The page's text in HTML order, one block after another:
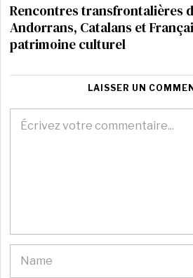
Rencontres transfrontalières
Andorrans, Catalans et
patrimoine culturel
LAISSER UN